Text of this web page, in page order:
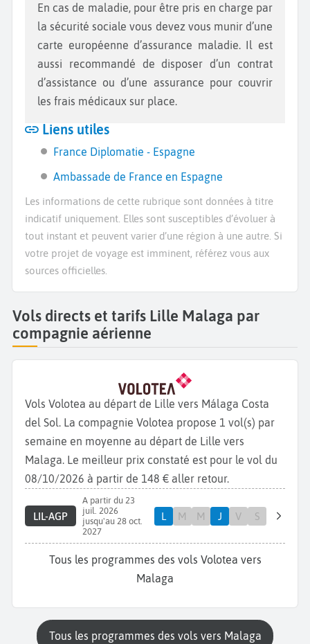
En cas de maladie, pour être pris en charge par
la sécurité sociale vous devez vous munir d’une
carte européenne d’assurance maladie. Il est
aussi recommandé de disposer d’un contrat
d’assistance ou d’une assurance pour couvrir
les frais médicaux sur place.
Liens utiles
France Diplomatie - Espagne
Ambassade de France en Espagne
Les informations de cette rubrique sont données à titre
indicatif uniquement. Elles sont susceptibles d’évoluer à
tout instant et peuvent varier d’une région à une autre. Si
votre projet de voyage est imminent, référez vous aux
sources officielles.
Vols directs et tarifs Lille Malaga par
compagnie aérienne
Vols Volotea au départ de Lille vers Málaga Costa
del Sol. La compagnie Volotea propose 1 vol(s) par
semaine en moyenne au départ de Lille vers
Malaga. Le meilleur prix constaté est pour le vol du
08/10/2026 à partir de 148 € aller retour.
LIL-AGP
A partir du 23
juil. 2026
jusqu'au 28 oct.
2027
L M M J V S
Tous les programmes des vols Volotea vers
Malaga
Tous les programmes des vols vers Malaga